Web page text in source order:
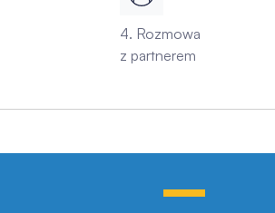
4. Rozmowa
z partnerem